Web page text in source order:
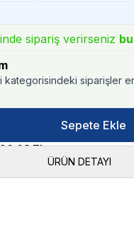
sipariş verirseniz
kategorisindeki siparişler
Sepete Ekle
TL
ÜRÜN DETAYI